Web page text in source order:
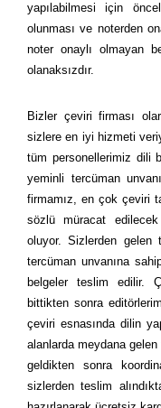
yapılabilmesi için
olunması ve noterden
noter onaylı olmayan
olanaksızdır.
Bizler çeviri firması
sizlere en iyi hizmeti
tüm personellerimiz dili
yeminli tercüman
firmamız, en çok çeviri
sözlü müracat
oluyor. Sizlerden gelen
tercüman unvanına
belgeler teslim edilir.
bittikten sonra
çeviri esnasında dilin
alanlarda meydana
geldikten sonra
sizlerden teslim